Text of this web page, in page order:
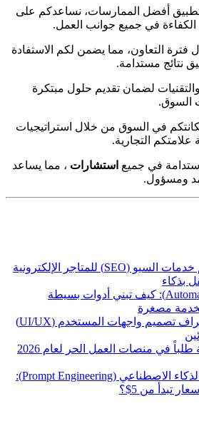
أفضل الممارسات، نساعدكم على
الكفاءة في جميع جوانب العمل.
فترة التعاون، مما يضمن لكم الاستفادة
نتائج مستدامة.
لضمان تقديم حلول مبتكرة
السوق.
في السوق من خلال استراتيجيات
التجارية.
استشارات ، مما يساعد
ومسؤول.
الدليل الشامل: أهم خدمات السيو (SEO) للمتاجر الإلكترونية
بذكاء
أتمتة الأعمال (Automation): كيف تبني أدوات بسيطة
مصغرة
الدليل الشامل لاحتراف تصميم واجهات المستخدم (UI/UX)
أكثر 5 مهارات تقنية طلباً في منصات العمل الحر لعام 2026
دليل هندسة أوامر الذكاء الاصطناعي (Prompt Engineering):
تبدأ من 5$؟